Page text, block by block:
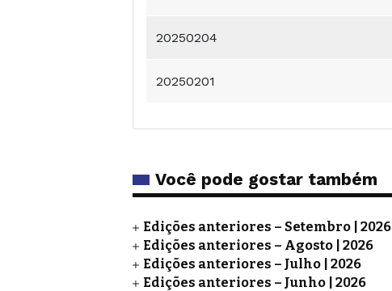
20250204
20250201
Você pode gostar também
Edições anteriores – Setembro | 2026
Edições anteriores – Agosto | 2026
Edições anteriores – Julho | 2026
Edições anteriores – Junho | 2026